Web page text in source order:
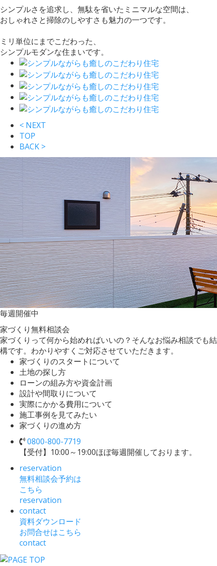
シンプルさを追求し、無駄を省いたミニマルな空間は、
おしゃれさと掃除のしやすさも魅力の一つです。
ミリ単位にまでこだわった、
シンプルモダンな住まいです。
< NEXT
TOP
BACK >
毎週開催中
家づくり無料相談会
家づくりって何から始めればいいの？そんなお悩み相談でも結
構です。わかりやすくご対応させていただきます。
家づくりのスタートについて
土地の探し方
ローンの組み方や資金計画
設計や間取りについて
実際にかかる費用について
施工事例を見てみたい
家づくりの進め方
0800-800-7719
【受付】10:00～19:00ほぼ毎週開催しております。
reservation
無料相談会予約は
こちら
reservation
contact
資料ダウンロード
お問合せはこちら
contact